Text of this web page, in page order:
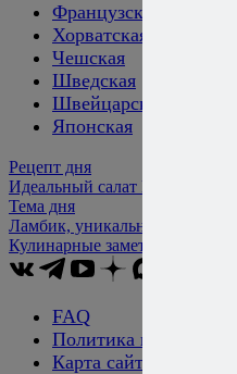
Французская
Хорватская
Чешская
Шведская
Швейцарская
Японская
Рецепт дня
Идеальный салат Капрезе
Тема дня
Ламбик, уникальное пиво из
Кулинарные заметки
FAQ
Политика
Карта сайта